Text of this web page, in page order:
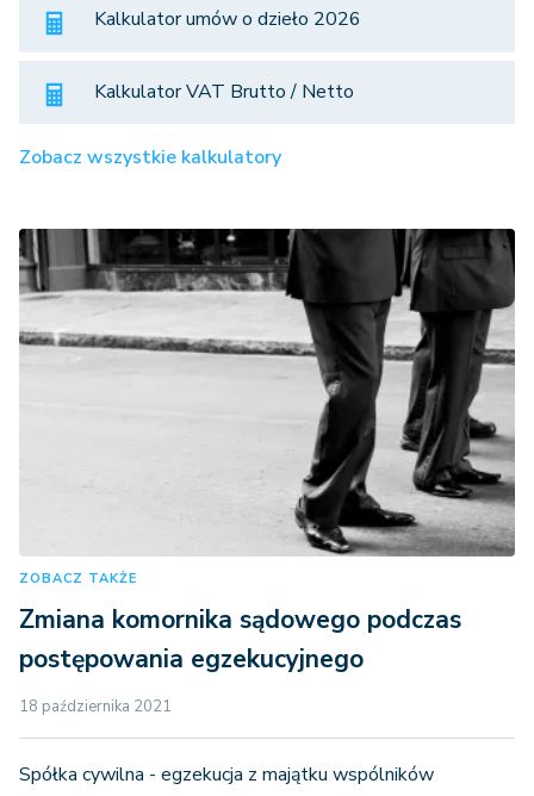
Kalkulator umów o dzieło 2026
Kalkulator VAT Brutto / Netto
Zobacz wszystkie kalkulatory
ZOBACZ TAKŻE
Zmiana komornika sądowego podczas
postępowania egzekucyjnego
18 października 2021
Spółka cywilna - egzekucja z majątku wspólników